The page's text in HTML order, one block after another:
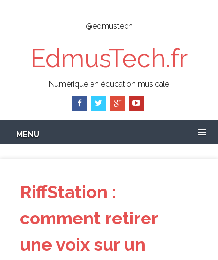
@edmustech
EdmusTech.fr
Numérique en éducation musicale
MENU
RiffStation :
comment retirer
une voix sur un